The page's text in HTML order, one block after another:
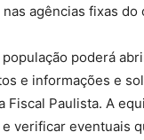
agências fixas do
poderá
e informações e
Fiscal Paulista. A
verificar eventuais